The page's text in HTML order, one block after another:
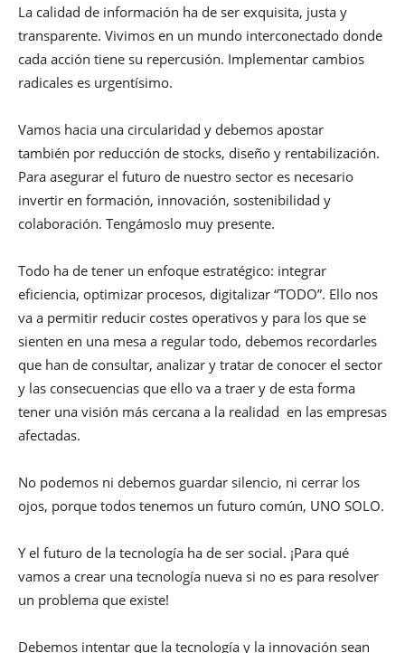
La calidad de información ha de ser exquisita, justa y
transparente. Vivimos en un mundo interconectado donde
cada acción tiene su repercusión. Implementar cambios
radicales es urgentísimo.
Vamos hacia una circularidad y debemos apostar
también por reducción de stocks, diseño y rentabilización.
Para asegurar el futuro de nuestro sector es necesario
invertir en formación, innovación, sostenibilidad y
colaboración. Tengámoslo muy presente.
Todo ha de tener un enfoque estratégico: integrar
eficiencia, optimizar procesos, digitalizar “TODO”. Ello nos
va a permitir reducir costes operativos y para los que se
sienten en una mesa a regular todo, debemos recordarles
que han de consultar, analizar y tratar de conocer el sector
y las consecuencias que ello va a traer y de esta forma
tener una visión más cercana a la realidad en las empresas
afectadas.
No podemos ni debemos guardar silencio, ni cerrar los
ojos, porque todos tenemos un futuro común, UNO SOLO.
Y el futuro de la tecnología ha de ser social. ¡Para qué
vamos a crear una tecnología nueva si no es para resolver
un problema que existe!
Debemos intentar que la tecnología y la innovación sean